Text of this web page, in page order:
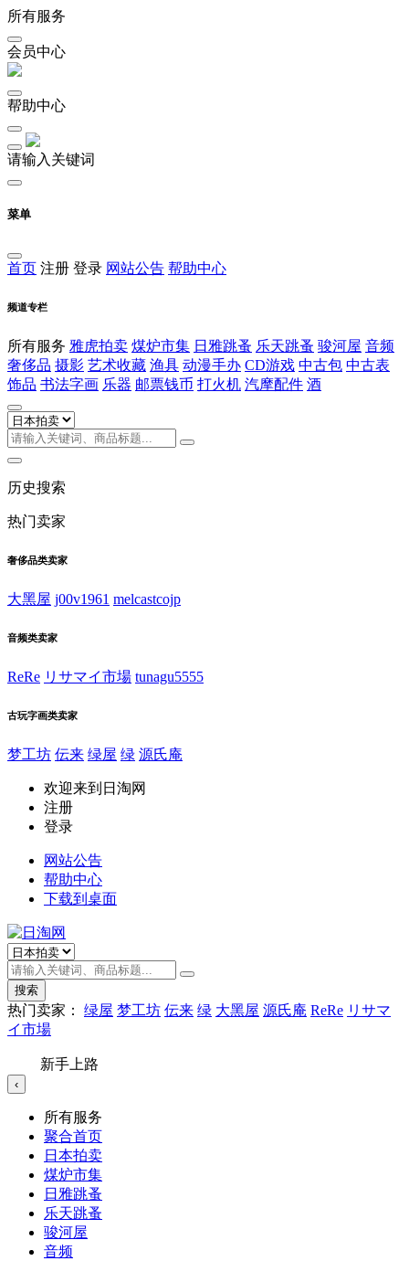
所有服务
会员中心
帮助中心
请输入关键词
菜单
首页 注册 登录 网站公告 帮助中心
频道专栏
所有服务 雅虎拍卖 煤炉市集 日雅跳蚤 乐天跳蚤 骏河屋 音频
奢侈品 摄影 艺术收藏 渔具 动漫手办 CD游戏 中古包 中古表
饰品 书法字画 乐器 邮票钱币 打火机 汽摩配件 酒
历史搜索
热门卖家
奢侈品类卖家
大黑屋 j00v1961 melcastcojp
音频类卖家
ReRe リサマイ市場 tunagu5555
古玩字画类卖家
梦工坊 伝来 绿屋 绿 源氏庵
欢迎来到日淘网
注册
登录
网站公告
帮助中心
下载到桌面
搜索
热门卖家： 绿屋 梦工坊 伝来 绿 大黑屋 源氏庵 ReRe リサマ
イ市場
新手上路
‹
所有服务
聚合首页
日本拍卖
煤炉市集
日雅跳蚤
乐天跳蚤
骏河屋
音频